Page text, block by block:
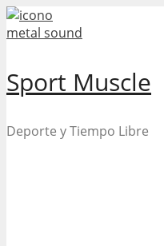
Skip
to
Sport Muscle
Deporte y Tiempo Libre